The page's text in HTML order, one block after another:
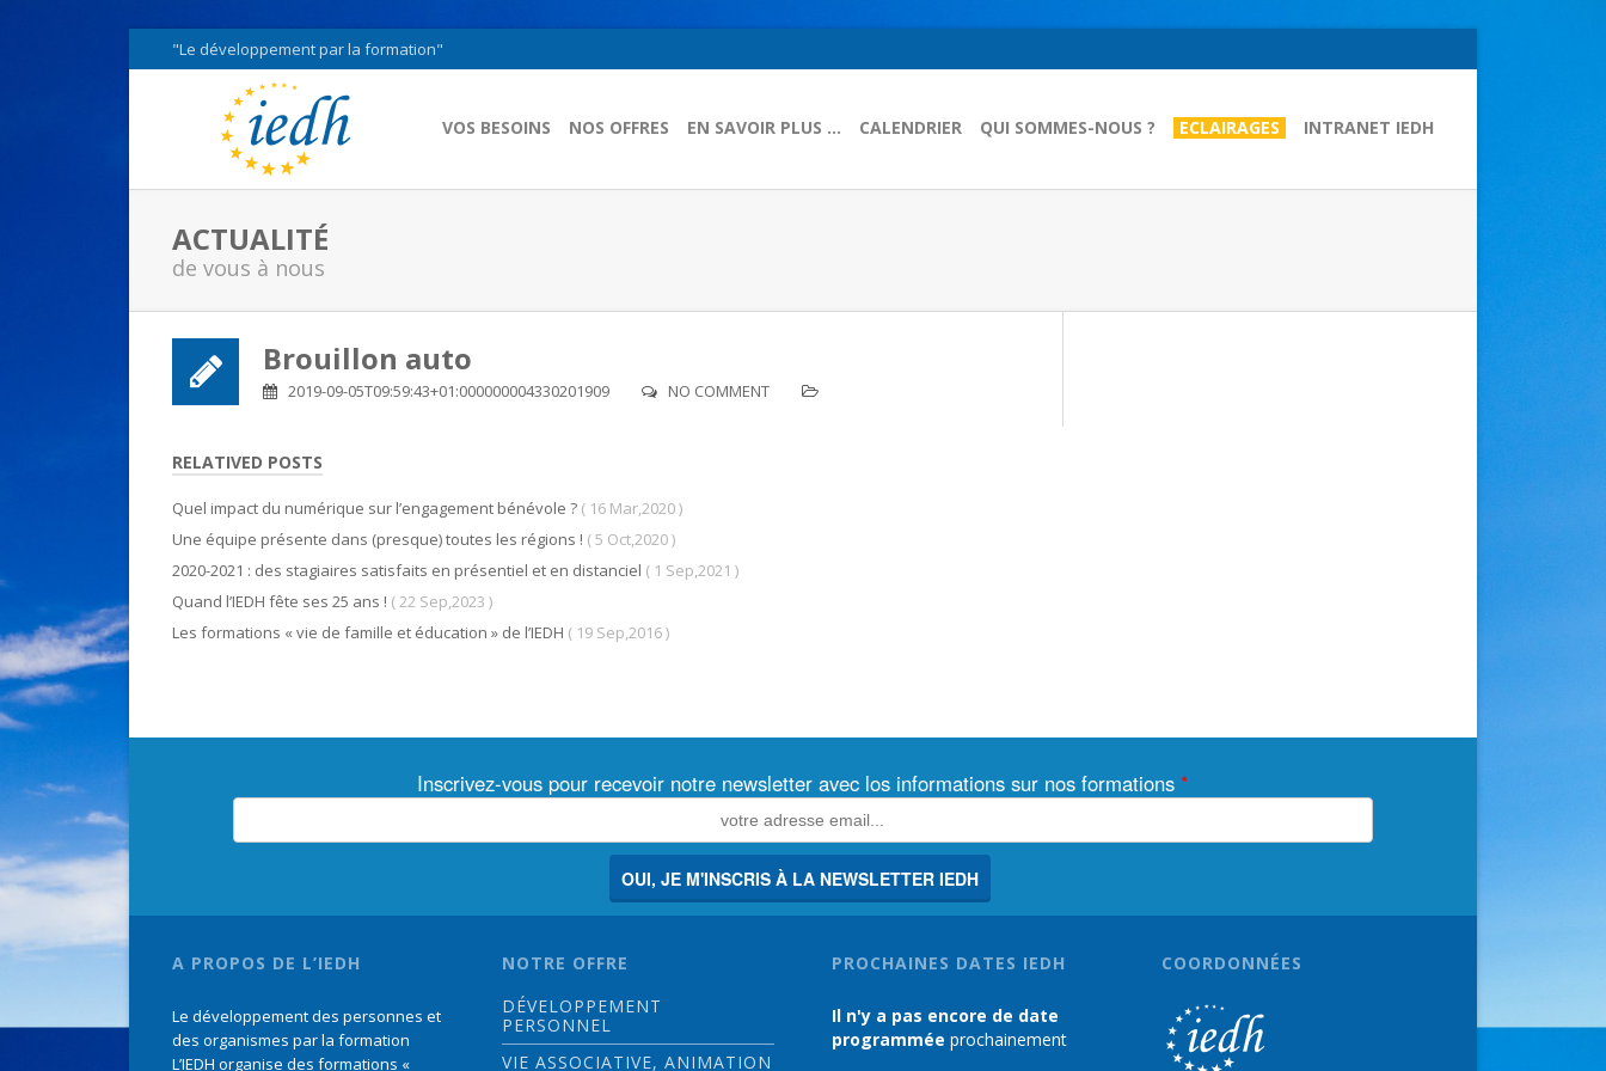
"Le développement par la formation"
VOS BESOINS NOS OFFRES EN SAVOIR PLUS … CALENDRIER QUI SOMMES-NOUS ? ECLAIRAGES INTRANET IEDH
ACTUALITÉ
de vous à nous
Brouillon auto
2019-09-05T09:59:43+01:000000004330201909 NO COMMENT
RELATIVED POSTS
Quel impact du numérique sur l’engagement bénévole ? ( 16 Mar,2020 )
Une équipe présente dans (presque) toutes les régions ! ( 5 Oct,2020 )
2020-2021 : des stagiaires satisfaits en présentiel et en distanciel ( 1 Sep,2021 )
Quand l’IEDH fête ses 25 ans ! ( 22 Sep,2023 )
Les formations « vie de famille et éducation » de l’IEDH ( 19 Sep,2016 )
Inscrivez-vous pour recevoir notre newsletter avec los informations sur nos formations *
OUI, JE M'INSCRIS À LA NEWSLETTER IEDH
A PROPOS DE L’IEDH
Le développement des personnes et
des organismes par la formation
L’IEDH organise des formations «
NOTRE OFFRE
DÉVELOPPEMENT
PERSONNEL
VIE ASSOCIATIVE, ANIMATION
PROCHAINES DATES IEDH
Il n'y a pas encore de date
programmée prochainement
COORDONNÉES